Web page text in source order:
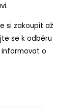
si zakoupit až
se k odběru
informovat o